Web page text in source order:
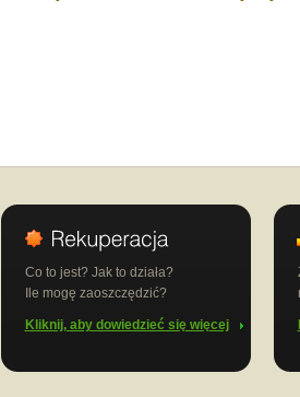
Co to jest? Jak to działa?
Ile mogę zaoszczędzić?
Kliknij, aby dowiedzieć się więcej